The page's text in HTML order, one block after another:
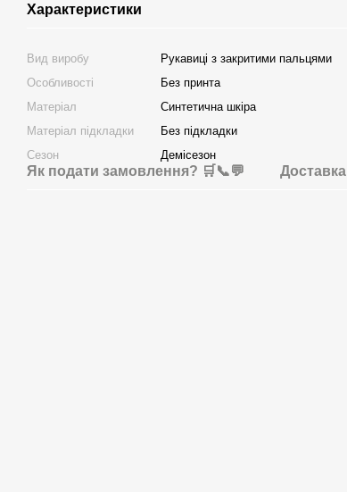
Характеристики
Вид виробу
Рукавиці з закритими пальцями
Особливості
Без принта
Матеріал
Синтетична шкіра
Матеріал підкладки
Без підкладки
Сезон
Демісезон
Як подати замовлення? 🛒📞💬 Доставка